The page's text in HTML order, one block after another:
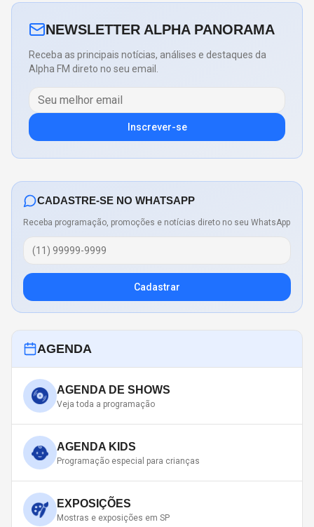
NEWSLETTER ALPHA PANORAMA
Receba as principais notícias, análises e destaques da
Alpha FM direto no seu email.
Inscrever-se
CADASTRE-SE NO WHATSAPP
Receba programação, promoções e notícias direto no seu WhatsApp
Cadastrar
AGENDA
AGENDA DE SHOWS
Veja toda a programação
AGENDA KIDS
Programação especial para crianças
EXPOSIÇÕES
Mostras e exposições em SP